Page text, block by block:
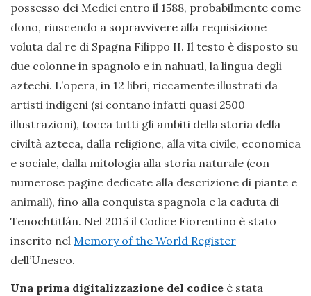
possesso dei Medici entro il 1588, probabilmente come
dono, riuscendo a sopravvivere alla requisizione
voluta dal re di Spagna Filippo II. Il testo è disposto su
due colonne in spagnolo e in nahuatl, la lingua degli
aztechi. L’opera, in 12 libri, riccamente illustrati da
artisti indigeni (si contano infatti quasi 2500
illustrazioni), tocca tutti gli ambiti della storia della
civiltà azteca, dalla religione, alla vita civile, economica
e sociale, dalla mitologia alla storia naturale (con
numerose pagine dedicate alla descrizione di piante e
animali), fino alla conquista spagnola e la caduta di
Tenochtitlán. Nel 2015 il Codice Fiorentino è stato
inserito nel Memory of the World Register
dell’Unesco.
Una prima digitalizzazione del codice è stata